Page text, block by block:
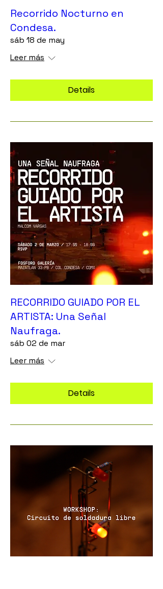
Recorrido Nocturno en
Condesa.
sáb 18 de may
Leer más
Details
RECORRIDO GUIADO POR EL
ARTISTA: Una Señal
Naufraga.
sáb 02 de mar
Leer más
Details